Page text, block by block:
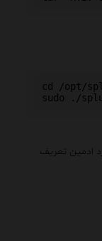
cd /opt/
ادمین تعریف